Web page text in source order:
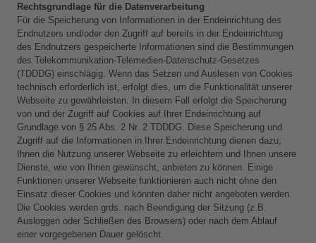
Rechtsgrundlage für die Datenverarbeitung
Für die Speicherung von Informationen in der Endeinrichtung des
Endnutzers und/oder den Zugriff auf bereits in der Endeinrichtung
des Endnutzers gespeicherte Informationen sind die Bestimmungen
des Telekommunikation-Telemedien-Datenschutz-Gesetzes
(TDDDG) einschlägig. Wenn das Setzen und Auslesen von Cookies
technisch erforderlich ist, erfolgt dies, um die Funktionalität unserer
Webseite zu gewährleisten. In diesem Fall erfolgt die Speicherung
von und der Zugriff auf Cookies auf Ihrer Endeinrichtung auf
Grundlage von § 25 Abs. 2 Nr. 2 TDDDG. Diese Speicherung und
Zugriff auf die Informationen in Ihrer Endeinrichtung dienen dazu,
Ihnen die Nutzung unserer Webseite zu erleichtern und Ihnen unsere
Dienste, wie von Ihnen gewünscht, anbieten zu können. Einige
Funktionen unserer Webseite funktionieren auch nicht ohne den
Einsatz dieser Cookies und könnten daher nicht angeboten werden.
Die Cookies werden grds. nach Beendigung der Sitzung (z.B.
Ausloggen oder Schließen des Browsers) oder nach dem Ablauf
einer vorgegebenen Dauer gelöscht.